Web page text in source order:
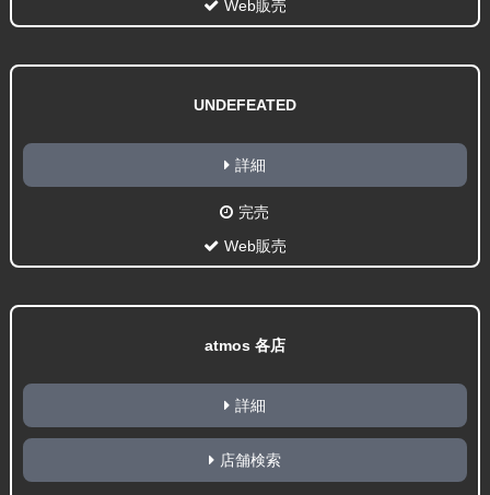
Web販売
UNDEFEATED
詳細
完売
Web販売
atmos 各店
詳細
店舗検索